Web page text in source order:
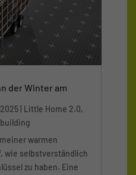
der Winter am
Little Home 2.0,
warmen
wie selbstverständlich
zu haben. Eine